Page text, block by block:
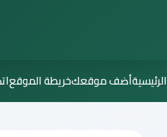
الرئيسيةأضف موقعكخريطة الموقع